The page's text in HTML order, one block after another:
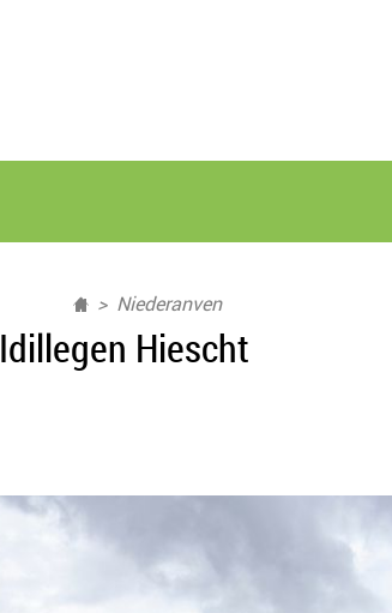
Niederanven
Idillegen Hiescht